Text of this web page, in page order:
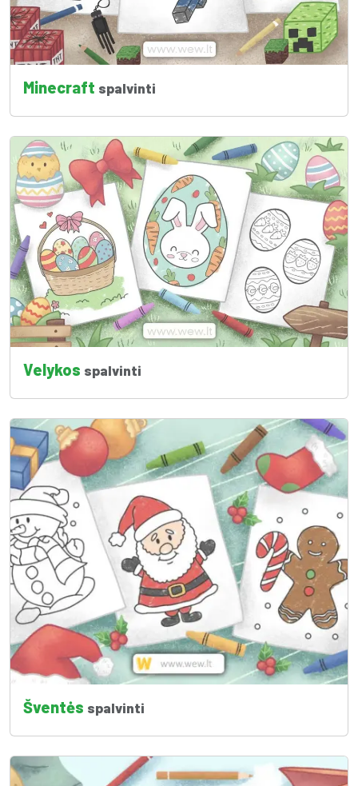
Minecraft spalvinti
Velykos spalvinti
Šventės spalvinti